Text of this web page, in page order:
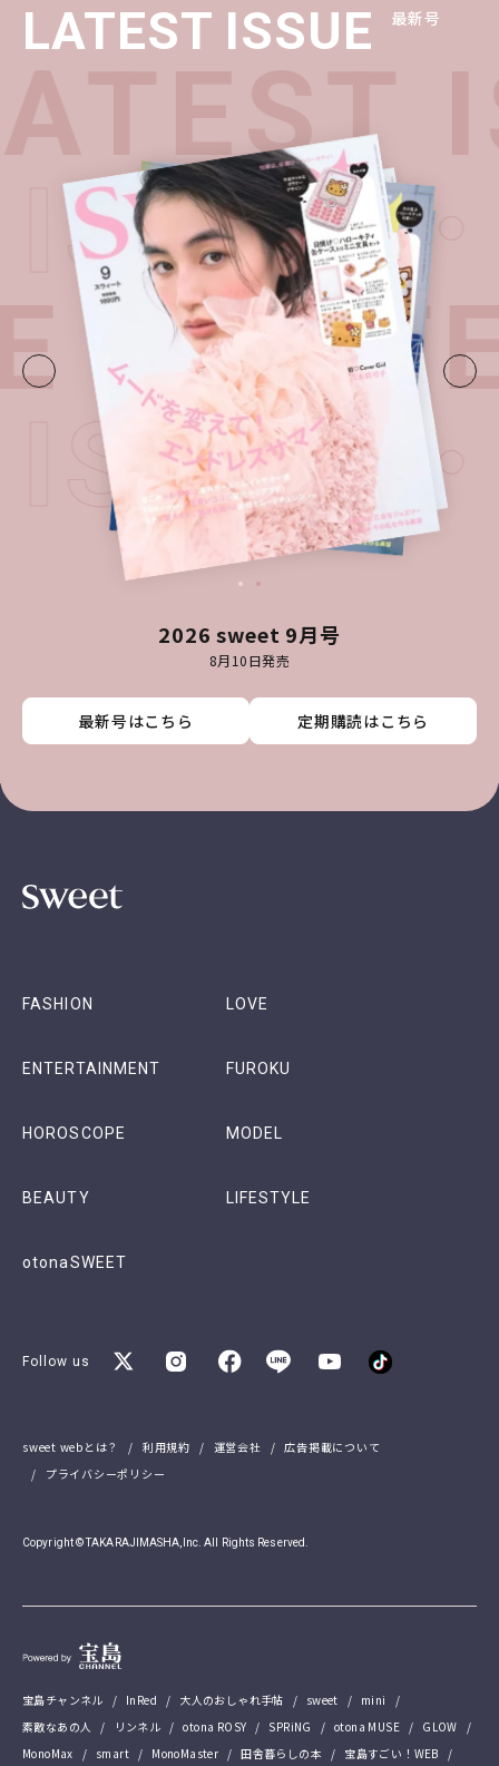
LATEST ISSUE 最新号
2026 sweet 9月号
8月10日発売
最新号はこちら 定期購読はこちら
最新号はこちら 定期購読はこちら
最新号はこちら 定期購読はこちら
最新号はこちら 定期購読はこちら
ISSUE
ISSUE
FASHION LOVE
ENTERTAINMENT FUROKU
HOROSCOPE MODEL
BEAUTY LIFESTYLE
otonaSWEET
Follow us
sweet webとは？ 利用規約 運営会社
広告掲載について
プライバシーポリシー
Copyright © TAKARAJIMASHA,Inc. All Rights Reserved.
宝島チャンネル InRed 大人のおしゃれ手帖 sweet
mini
素敵なあの人
リンネル otona ROSY SPRiNG otona MUSE
GLOW
MonoMax
smart MonoMaster 田舎暮らしの本 宝島すごい！WEB